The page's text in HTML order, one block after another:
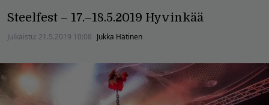
Steelfest – 17.–18.5.2019 Hyvinkää
Julkaistu: 21.5.2019 10:08 Jukka Hätinen